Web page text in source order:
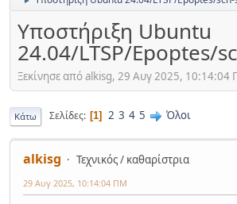
Υποστήριξη Ubuntu
24.04/LTSP/Epoptes/
Ξεκίνησε από alkisg, 29 Αυγ 2025, 10:14:04
Κάτω Σελίδες 1 2 3 4 5 Όλοι
alkisg Τεχνικός / καθαρίστρια
29 Αυγ 2025, 10:14:04 ΠΜ